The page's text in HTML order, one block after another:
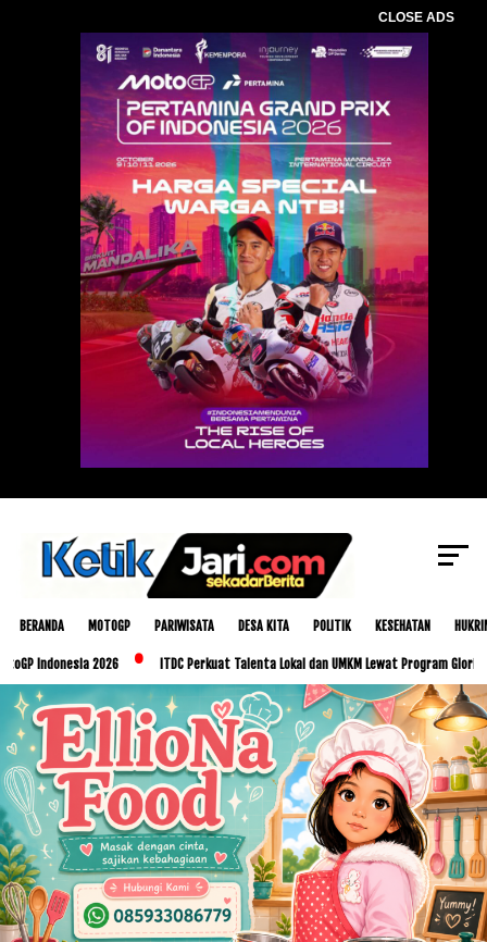
CLOSE ADS
BERANDA MOTOGP PARIWISATA DESA KITA POLITIK KESEHATAN
2026 ITDC Perkuat Talenta Lokal dan UMKM Lewat Program Glorious Golo